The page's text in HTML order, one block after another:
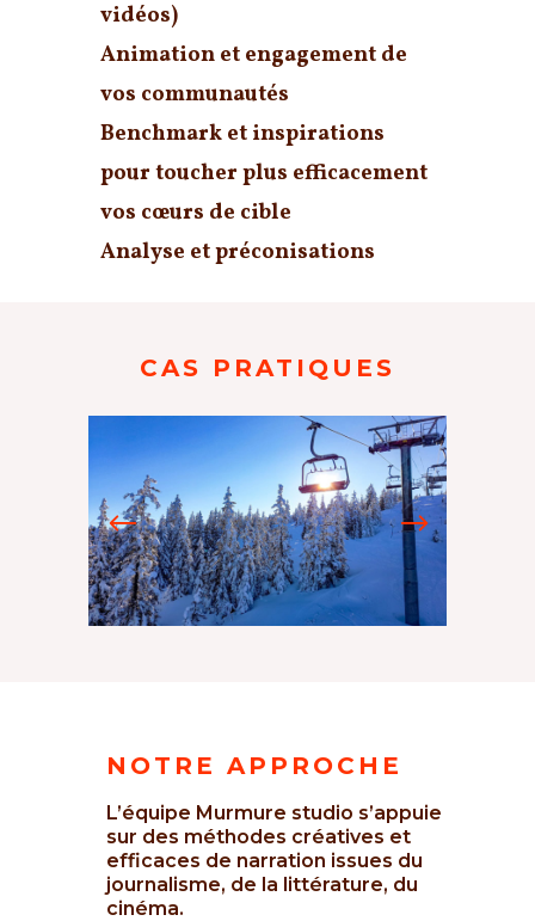
vidéos)
Animation et engagement de
vos communautés
Benchmark et inspirations
pour toucher plus efficacement
vos cœurs de cible
Analyse et préconisations
CAS PRATIQUES
SEM des Bauges /
Les Aillons-
Margériaz
NOTRE APPROCHE
L’équipe Murmure studio s’appuie
sur des méthodes créatives et
efficaces de narration issues du
journalisme, de la littérature, du
cinéma.